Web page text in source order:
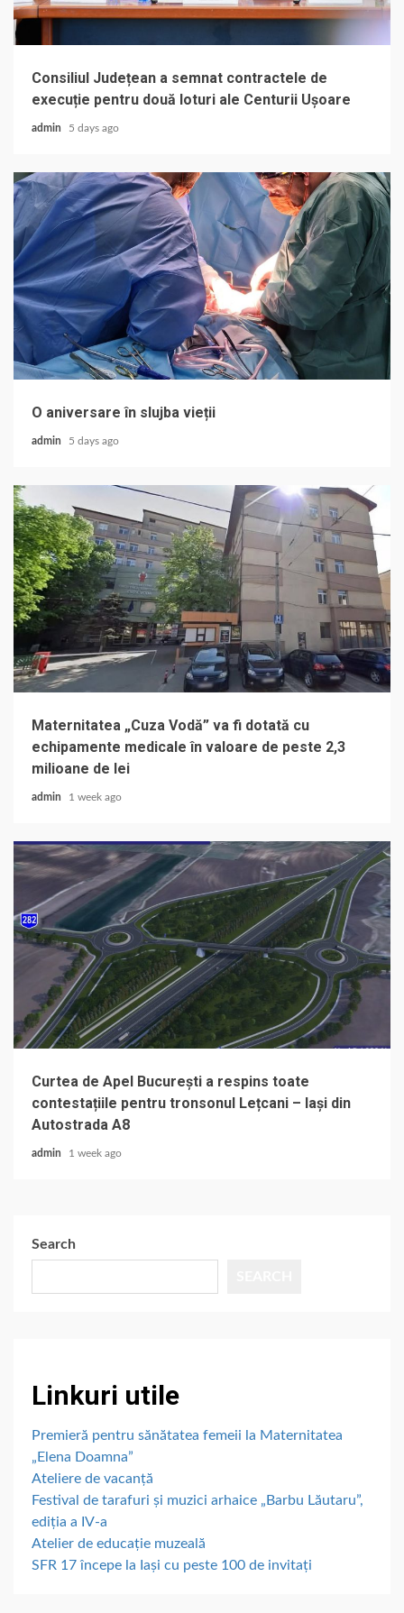
Consiliul Județean a semnat contractele de
execuție pentru două loturi ale Centurii Ușoare
admin 5 days ago
O aniversare în slujba vieții
admin 5 days ago
Maternitatea „Cuza Vodă” va fi dotată cu
echipamente medicale în valoare de peste 2,3
milioane de lei
admin 1 week ago
Curtea de Apel București a respins toate
contestațiile pentru tronsonul Lețcani – Iași din
Autostrada A8
admin 1 week ago
Search
Linkuri utile
Premieră pentru sănătatea femeii la Maternitatea
„Elena Doamna”
Ateliere de vacanță
Festival de tarafuri și muzici arhaice „Barbu Lăutaru”,
ediția a IV-a
Atelier de educație muzeală
SFR 17 începe la Iași cu peste 100 de invitați